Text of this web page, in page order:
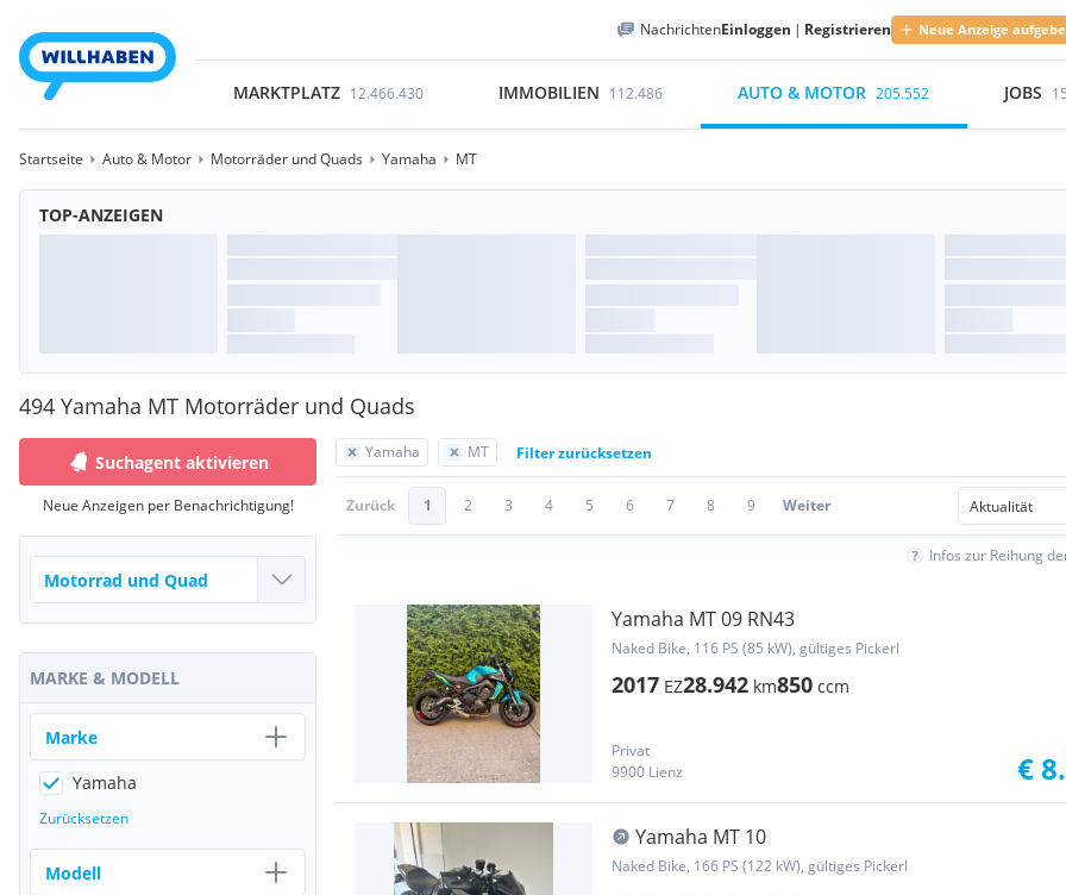
NachrichtenEinloggen | Registrieren Neue Anzeige
MARKTPLATZ 12.466.430 IMMOBILIEN 112.486 AUTO & MOTOR 205.552 JOBS
Startseite Auto & Motor Motorräder und Quads Yamaha MT
TOP-ANZEIGEN
494 Yamaha MT Motorräder und Quads
Yamaha MT Filter zurücksetzen
Zurück 1 2 3 4 5 6 7 8 9 Weiter
Infos zur Reihung
Yamaha MT 09 RN43
Naked Bike, 116 PS (85 kW), gültiges Pickerl
2017 EZ28.942 km850 ccm
Privat
9900 Lienz
€
Yamaha MT 10
Naked Bike, 166 PS (122 kW), gültiges Pickerl
Suchagent aktivieren
Neue Anzeigen per Benachrichtigung!
MARKE & MODELL
Marke
Yamaha
Zurücksetzen
Modell